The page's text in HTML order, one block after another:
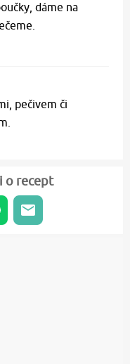
dáme na
pečivem či
o recept